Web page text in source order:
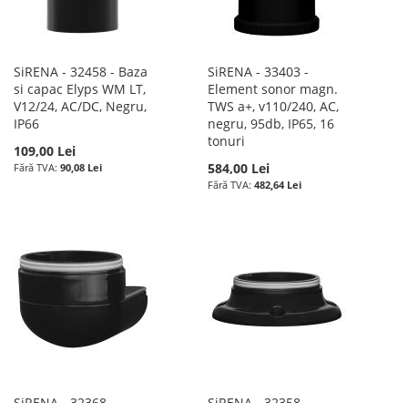
SiRENA - 32458 - Baza
si capac Elyps WM LT,
V12/24, AC/DC, Negru,
IP66
109,00 Lei
90,08 Lei
SiRENA - 33403 -
Element sonor magn.
TWS a+, v110/240, AC,
negru, 95db, IP65, 16
tonuri
584,00 Lei
482,64 Lei